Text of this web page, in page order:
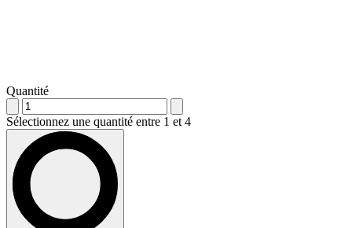
Quantité
Sélectionnez une quantité entre 1 et 4